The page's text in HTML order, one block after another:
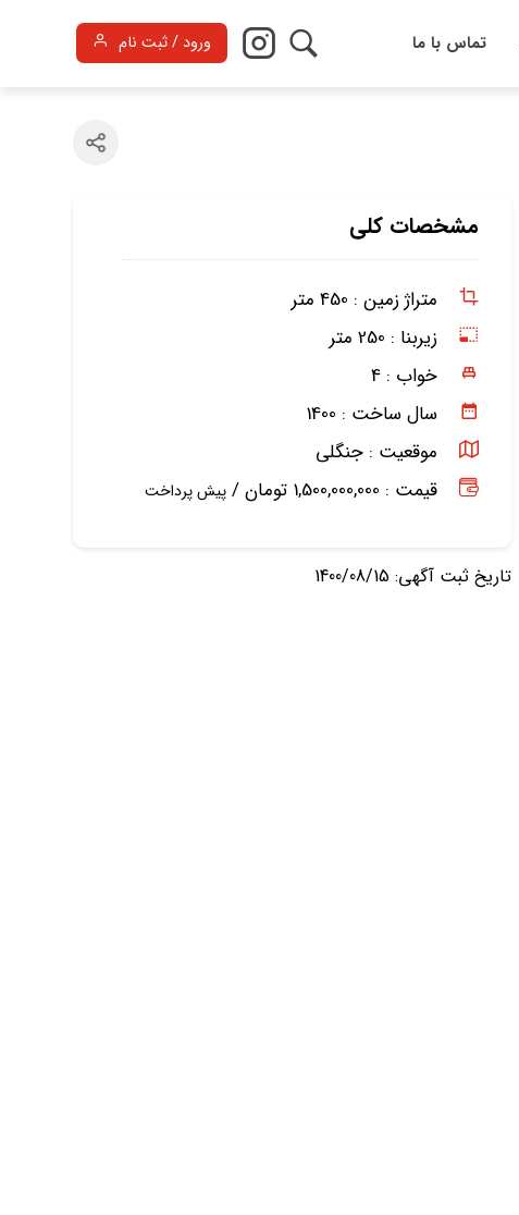
تماس با ما ورود / ثبت نام
مشخصات کلی
متراژ زمین : 450 متر
زیربنا : 250 متر
خواب : 4
سال ساخت : 1400
موقعیت : جنگلی
قیمت : 1,500,000,000 تومان /
پیش پرداخت
تاریخ ثبت آگهی: 1400/08/15